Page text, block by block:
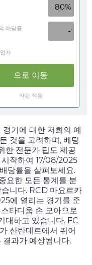
80%
배당률 -
자
으로 이동
약관 적용
기에 대한 저희의 예
것을 고려하며, 베팅
한 전문가 팁도 제공
작하여 17/08/2025
당률을 살펴보세요.
요한 모든 통계를 분
니다. RCD 마요르카
에 열리는 경기를 준
타디움 손 모아으로
대하고 있습니다. FC
산탄데르에서 뛰어
결과가 예상됩니다.